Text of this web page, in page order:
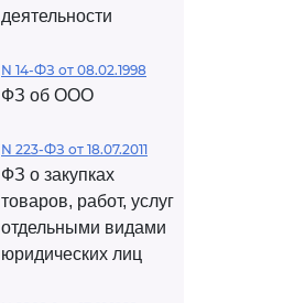
деятельности
N 14-ФЗ от 08.02.1998
ФЗ об ООО
N 223-ФЗ от 18.07.2011
ФЗ о закупках
товаров, работ, услуг
отдельными видами
юридических лиц